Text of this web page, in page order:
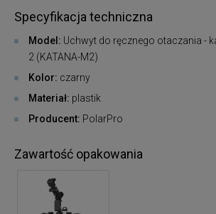
Specyfikacja techniczna
Model: Uchwyt do ręcznego otaczania -
2 (KATANA-M2)
Kolor: czarny
Materiał: plastik
Producent: PolarPro
Zawartość opakowania